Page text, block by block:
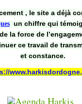
, le site a déjà
un chiffre qui
la force de
ce travail de
et constance.